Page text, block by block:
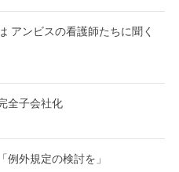
アンビスの看護師たちに聞く
全子会社化
例外規定の検討を」